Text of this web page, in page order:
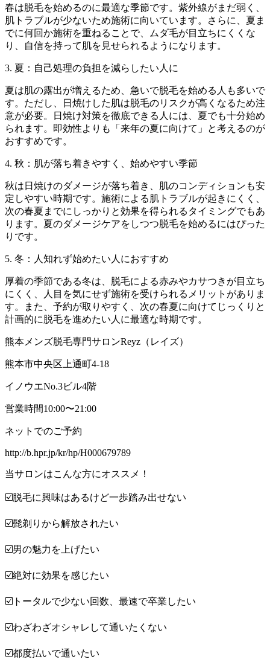
春は脱毛を始めるのに最適な季節です。紫外線がまだ弱く、
肌トラブルが少ないため施術に向いています。さらに、夏ま
でに何回か施術を重ねることで、ムダ毛が目立ちにくくな
り、自信を持って肌を見せられるようになります。
3. 夏：自己処理の負担を減らしたい人に
夏は肌の露出が増えるため、急いで脱毛を始める人も多いで
す。ただし、日焼けした肌は脱毛のリスクが高くなるため注
意が必要。日焼け対策を徹底できる人には、夏でも十分始め
られます。即効性よりも「来年の夏に向けて」と考えるのが
おすすめです。
4. 秋：肌が落ち着きやすく、始めやすい季節
秋は日焼けのダメージが落ち着き、肌のコンディションも安
定しやすい時期です。施術による肌トラブルが起きにくく、
次の春夏までにしっかりと効果を得られるタイミングでもあ
ります。夏のダメージケアをしつつ脱毛を始めるにはぴった
りです。
5. 冬：人知れず始めたい人におすすめ
厚着の季節である冬は、脱毛による赤みやカサつきが目立ち
にくく、人目を気にせず施術を受けられるメリットがありま
す。また、予約が取りやすく、次の春夏に向けてじっくりと
計画的に脱毛を進めたい人に最適な時期です。
熊本メンズ脱毛専門サロンReyz（レイズ）
熊本市中央区上通町4-18
イノウエNo.3ビル4階
営業時間10:00〜21:00
ネットでのご予約
http://b.hpr.jp/kr/hp/H000679789
当サロンはこんな方にオススメ！
☑️脱毛に興味はあるけど一歩踏み出せない
☑️髭剃りから解放されたい
☑️男の魅力を上げたい
☑️絶対に効果を感じたい
☑️トータルで少ない回数、最速で卒業したい
☑️わざわざオシャレして通いたくない
☑️都度払いで通いたい